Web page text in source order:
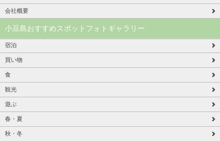
会社概要
小豆島おすすめスポットフォトギャラリー
宿泊
買い物
食
観光
遊ぶ
春・夏
秋・冬